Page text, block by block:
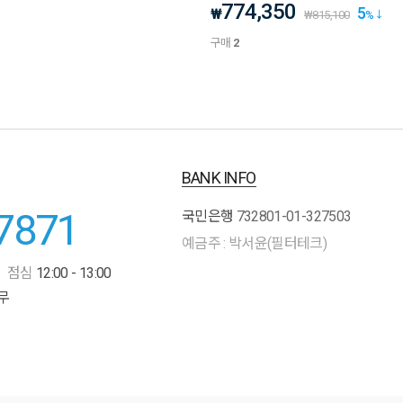
₩774,350 ₩815,100 5%
구매 2
점심 12:00 - 13:00
BANK INFO
국민은행 732801-01-327503
예금주 : 박서윤(필터테크)